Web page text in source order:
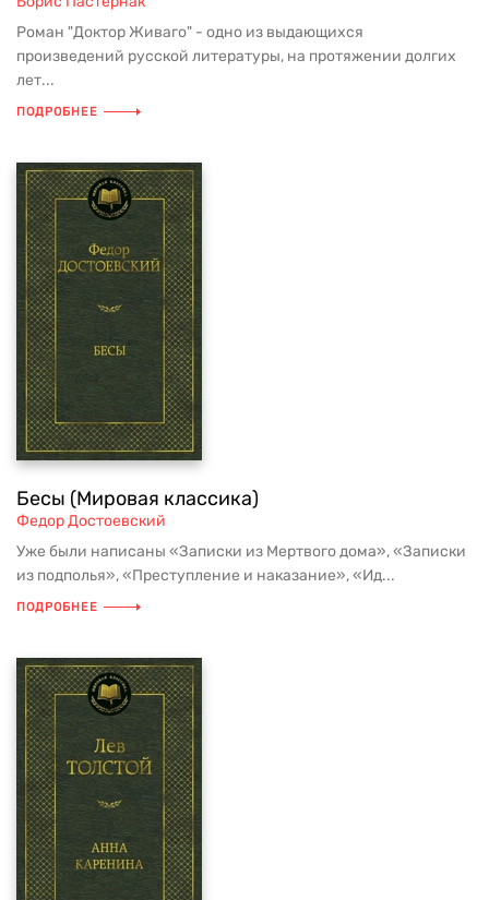
Роман "Доктор Живаго" - одно из выдающихся
произведений русской литературы, на протяжении долгих
лет...
ПОДРОБНЕЕ
Бесы (Мировая классика)
Федор Достоевский
Уже были написаны «Записки из Мертвого дома», «Записки
из подполья», «Преступление и наказание», «Ид...
ПОДРОБНЕЕ